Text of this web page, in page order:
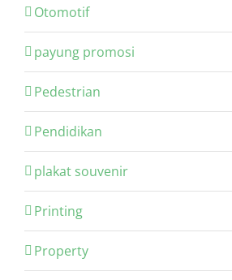
Otomotif
payung promosi
Pedestrian
Pendidikan
plakat souvenir
Printing
Property